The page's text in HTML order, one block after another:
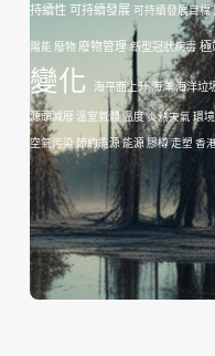
持續性 可持續發展 可持續發展目標
陽能廢物廢物管理新型冠狀病毒極
變化
海平面上升海洋海洋垃
源頭減廢溫室氣體溫度炎熱天氣 環
空氣污染節約能源能源膠樽走塑 香